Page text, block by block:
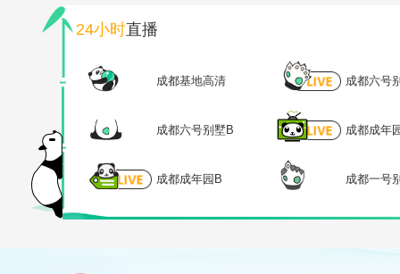
24小时直播
成都基地高清 成都六号
成都六号别墅B 成都成年
成都成年园B 成都一号